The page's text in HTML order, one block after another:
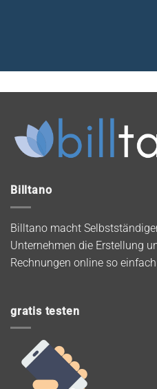
Billtano
Billtano macht
Unternehmen die Erstellung
Rechnungen online so
gratis testen